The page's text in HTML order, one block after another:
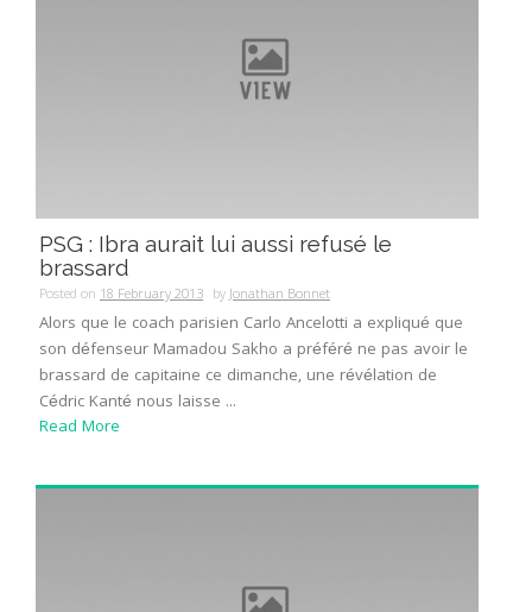
PSG : Ibra aurait lui aussi refusé le
brassard
Posted on 18 February 2013 byJonathan Bonnet
Alors que le coach parisien Carlo Ancelotti a expliqué que
son défenseur Mamadou Sakho a préféré ne pas avoir le
brassard de capitaine ce dimanche, une révélation de
Cédric Kanté nous laisse ...
Read More